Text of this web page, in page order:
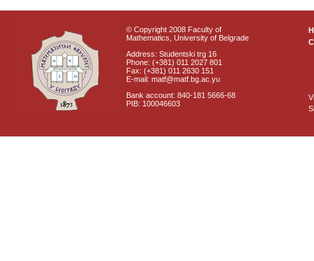
© Copyright 2008 Faculty of
Mathematics, University of Belgrade
Address: Studentski trg 16
Phone: (+381) 011 2027 801
Fax: (+381) 011 2630 151
E-mail: matf@matf.bg.ac.yu
Bank account: 840-181 5666-68
PIB: 100046603